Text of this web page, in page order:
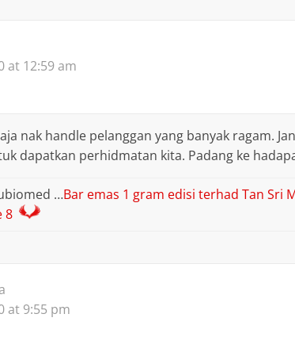
at 12:59 am
nak handle pelanggan yang banyak ragam.
dapatkan perhidmatan kita. Padang ke
…Bar emas 1 gram edisi terhad Tan Sri
8
at 9:55 pm